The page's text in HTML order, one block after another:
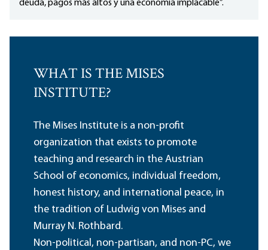
deuda, pagos más altos y una economía implacable”.
WHAT IS THE MISES
INSTITUTE?
The Mises Institute is a non-profit
organization that exists to promote
teaching and research in the Austrian
School of economics, individual freedom,
honest history, and international peace, in
the tradition of Ludwig von Mises and
Murray N. Rothbard.
Non-political, non-partisan, and non-PC, we